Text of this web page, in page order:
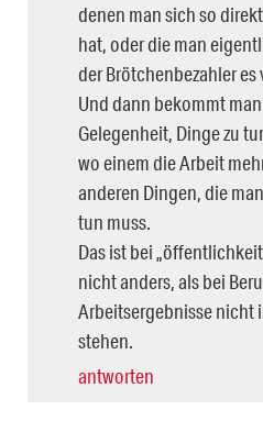
denen man sich so
hat, oder die man
der Brötchenbezahler
Und dann bekommt
Gelegenheit, Dinge zu
wo einem die Arbeit
anderen Dingen, die
tun muss.
Das ist bei
nicht anders, als bei
Arbeitsergebnisse nicht
stehen.
antworten